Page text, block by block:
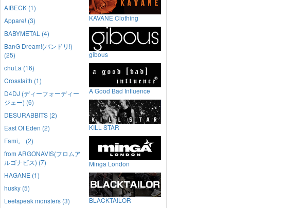
AIBECK (1)
Appare! (3)
BABYMETAL (4)
BanG Dream!(バンドリ!)
(25)
chuLa (16)
Crossfaith (1)
D4DJ (ディーフォーディー
ジェー) (6)
DESURABBITS (2)
East Of Eden (2)
Fami。 (2)
from ARGONAVIS(フロムア
ルゴナビス) (7)
HAGANE (1)
husky (5)
Leetspeak monsters (3)
KAVANE Clothing
gibous
A Good Bad Influence
KILL STAR
Minga London
BLACKTAILOR